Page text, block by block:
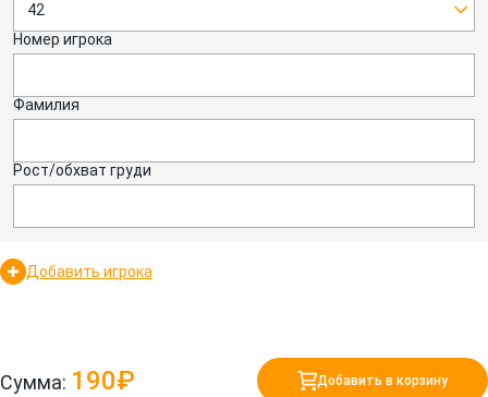
42
Номер игрока
Фамилия
Рост/обхват груди
Добавить игрока
Сумма: 190₽ Добавить в корзину